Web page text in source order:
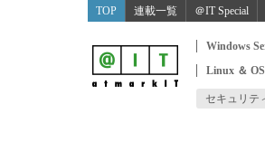
TOP 連載一覧 ＠IT Special
Windows
Linux ＆
セキュリテ